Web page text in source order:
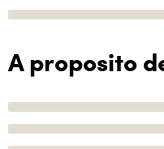
A proposito